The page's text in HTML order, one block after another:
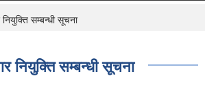
सम्बन्धी सूचना
नियुक्ति सम्बन्धी सूचना